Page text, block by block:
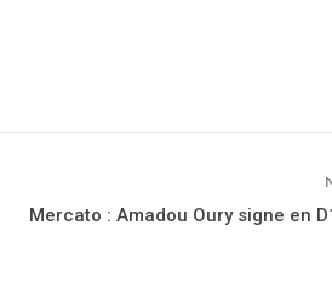
Mercato : Amadou Oury signe en